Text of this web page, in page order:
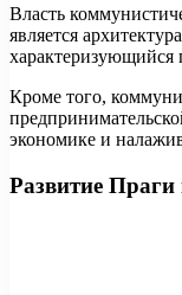
Власть
является
характеризующийся
Кроме того,
экономике и
Развитие Праги